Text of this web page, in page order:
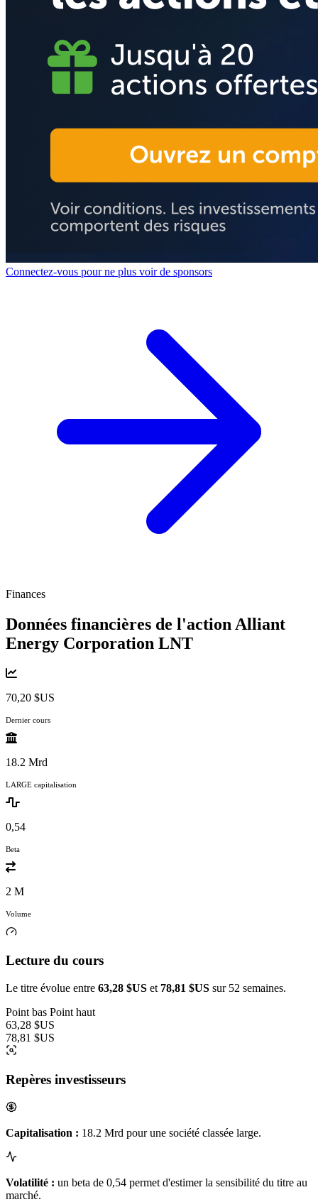
Connectez-vous pour ne plus voir de sponsors
Finances
Données financières de l'action Alliant
Energy Corporation LNT
70,20 $US
Dernier cours
18.2 Mrd
LARGE capitalisation
0,54
Beta
2 M
Volume
Lecture du cours
Le titre évolue entre 63,28 $US et 78,81 $US sur 52 semaines.
Point bas Point haut
63,28 $US
78,81 $US
Repères investisseurs
Capitalisation : 18.2 Mrd pour une société classée large.
Volatilité : un beta de 0,54 permet d'estimer la sensibilité du titre au
marché.